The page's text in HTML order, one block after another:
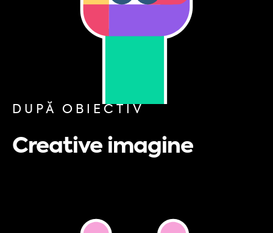
DUPĂ OBIECTIV
Creative imagine